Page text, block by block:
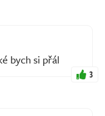
bych si přál
3